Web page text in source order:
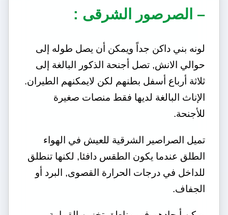
– الصرصور الشرقى :
لونه بني داكن جداً ويمكن أن يصل طوله إلى
حوالي الانش, تصل أجنحة الذكور البالغة إلى
ثلاثة أرباع أسفل بطنهم لكن لايمكنهم الطيران.
الإناث البالغة لديها فقط منصات صغيرة
للأجنحة.
تميل الصراصير الشرقية للعيش في الهواء
الطلق عندما يكون الطقس دافئا, لكنها تنطلق
للداخل في درجات الحرارة القصوى, البرد أو
الجفاف.